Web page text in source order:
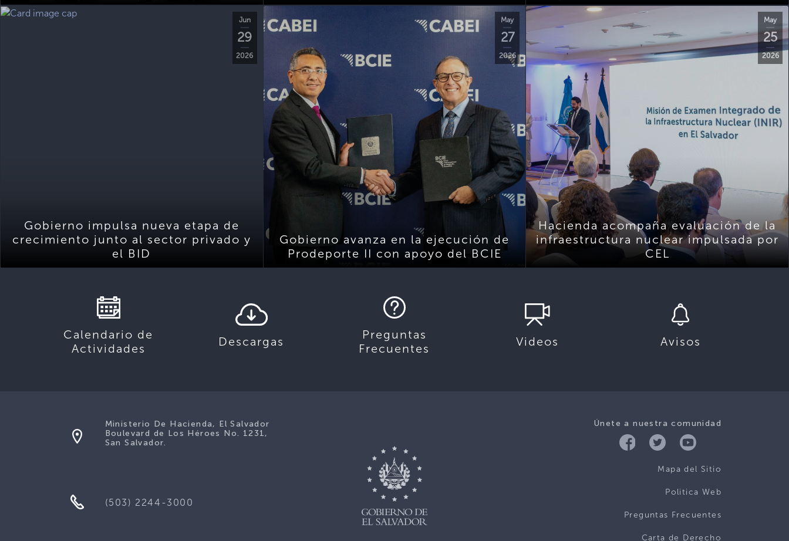
Jun
29
2026
Gobierno impulsa nueva etapa de
crecimiento junto al sector privado y
el BID
May
27
2026
Gobierno avanza en la ejecución de
Prodeporte II con apoyo del BCIE
May
25
2026
Hacienda acompaña evaluación de la
infraestructura nuclear impulsada por
CEL
Calendario de
Actividades
Descargas
Preguntas
Frecuentes
Videos Avisos
Únete a nuestra comunidad
Mapa del Sitio
Politica Web
Preguntas Frecuentes
Carta de Derecho
Ministerio De Hacienda, El Salvador
Boulevard de Los Héroes No. 1231,
San Salvador.
(503) 2244-3000